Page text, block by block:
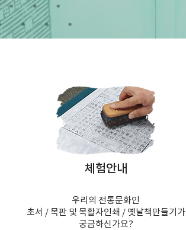
체험안내
우리의 전통문화인
초서 / 목판 및 목활자인쇄 / 옛날책만들기가
궁금하신가요?